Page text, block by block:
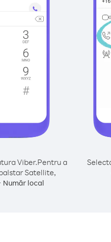
Viber.Pentru a
Satellite,
Număr local